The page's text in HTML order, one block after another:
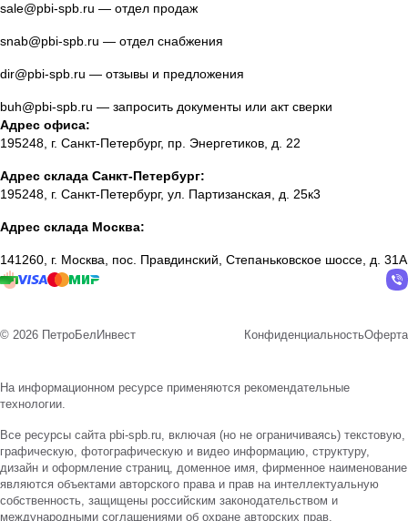
sale@pbi-spb.ru — отдел продаж
snab@pbi-spb.ru — отдел снабжения
dir@pbi-spb.ru — отзывы и предложения
buh@pbi-spb.ru — запросить документы или акт сверки
Адрес офиса:
195248, г. Санкт-Петербург, пр. Энергетиков, д. 22
Адрес склада Санкт-Петербург:
195248, г. Санкт-Петербург, ул. Партизанская, д. 25к3
Адрес склада Москва:
141260, г. Москва, пос. Правдинский, Степаньковское шоссе, д. 31А
© 2026 ПетроБелИнвест КонфиденциальностьОферта
На информационном ресурсе применяются рекомендательные
технологии.
Все ресурсы сайта pbi-spb.ru, включая (но не ограничиваясь) текстовую,
графическую, фотографическую и видео информацию, структуру,
дизайн и оформление страниц, доменное имя, фирменное наименование
являются объектами авторского права и прав на интеллектуальную
собственность, защищены российским законодательством и
международными соглашениями об охране авторских прав.